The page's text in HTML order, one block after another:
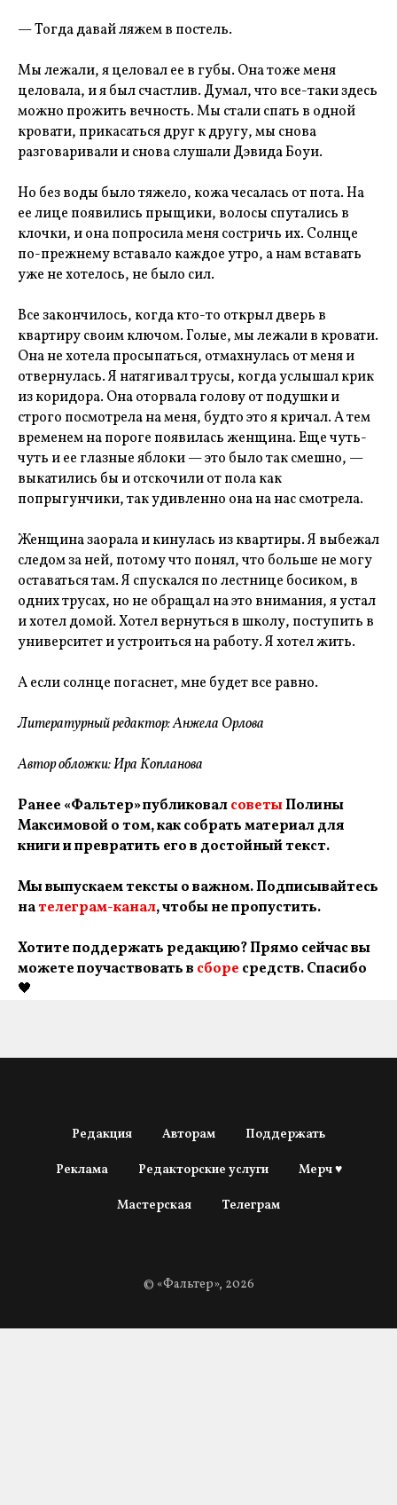
— Тогда давай ляжем в постель.
Мы лежали, я целовал ее в губы. Она тоже меня
целовала, и я был счастлив. Думал, что все-таки здесь
можно прожить вечность. Мы стали спать в одной
кровати, прикасаться друг к другу, мы снова
разговаривали и снова слушали Дэвида Боуи.
Но без воды было тяжело, кожа чесалась от пота. На
ее лице появились прыщики, волосы спутались в
клочки, и она попросила меня состричь их. Солнце
по-прежнему вставало каждое утро, а нам вставать
уже не хотелось, не было сил.
Все закончилось, когда кто-то открыл дверь в
квартиру своим ключом. Голые, мы лежали в кровати.
Она не хотела просыпаться, отмахнулась от меня и
отвернулась. Я натягивал трусы, когда услышал крик
из коридора. Она оторвала голову от подушки и
строго посмотрела на меня, будто это я кричал. А тем
временем на пороге появилась женщина. Еще чуть-
чуть и ее глазные яблоки — это было так смешно, —
выкатились бы и отскочили от пола как
попрыгунчики, так удивленно она на нас смотрела.
Женщина заорала и кинулась из квартиры. Я выбежал
следом за ней, потому что понял, что больше не могу
оставаться там. Я спускался по лестнице босиком, в
одних трусах, но не обращал на это внимания, я устал
и хотел домой. Хотел вернуться в школу, поступить в
университет и устроиться на работу. Я хотел жить.
А если солнце погаснет, мне будет все равно.
Литературный редактор: Анжела Орлова
Автор обложки: Ира Копланова
Ранее «Фальтер» публиковалсоветыПолины
Максимовой о том, как собрать материал для
книги и превратить его в достойный текст.
Мы выпускаем тексты о важном. Подписывайтесь
нателеграм-канал, чтобы не пропустить.
Хотите поддержать редакцию? Прямо сейчас вы
можете поучаствовать в сборе средств. Спасибо
🖤
Редакция Авторам Поддержать
Реклама Редакторские услуги Мерч ♥
Мастерская Телеграм
© «Фальтер», 2026